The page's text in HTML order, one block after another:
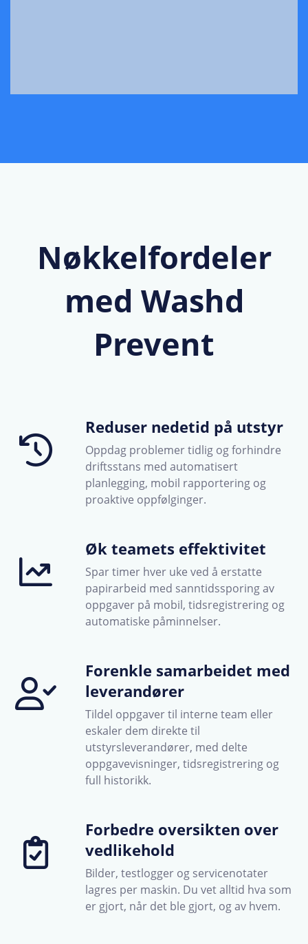
Nøkkelfordeler
med Washd
Prevent
Reduser nedetid på utstyr
Oppdag problemer tidlig og forhindre
driftsstans med automatisert
planlegging, mobil rapportering og
proaktive oppfølginger.
Øk teamets effektivitet
Spar timer hver uke ved å erstatte
papirarbeid med sanntidssporing av
oppgaver på mobil, tidsregistrering og
automatiske påminnelser.
Forenkle samarbeidet med
leverandører
Tildel oppgaver til interne team eller
eskaler dem direkte til
utstyrsleverandører, med delte
oppgavevisninger, tidsregistrering og
full historikk.
Forbedre oversikten over
vedlikehold
Bilder, testlogger og servicenotater
lagres per maskin. Du vet alltid hva som
er gjort, når det ble gjort, og av hvem.